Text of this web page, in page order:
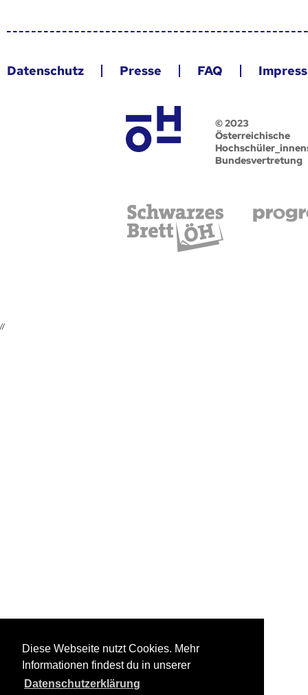
Diese Webseite nutzt Cookies. Mehr
Informationen findest du in unserer
Datenschutzerklärung
Datenschutz Presse FAQ
© 2023
Österreichische
Bundesvertretung
//